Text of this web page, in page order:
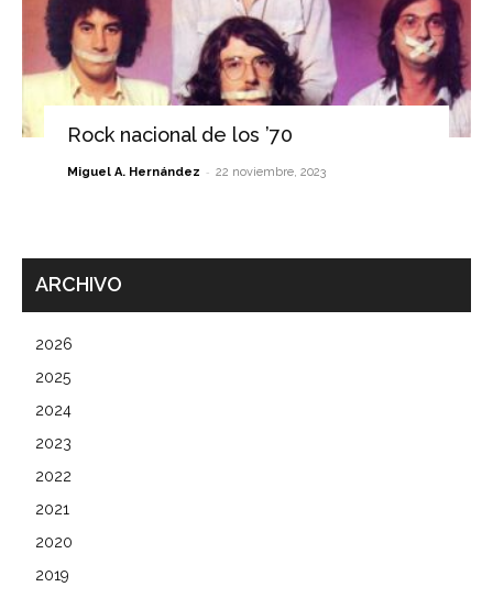
Rock nacional de los ’70
Miguel A. Hernández - 22 noviembre, 2023
ARCHIVO
2026
2025
2024
2023
2022
2021
2020
2019